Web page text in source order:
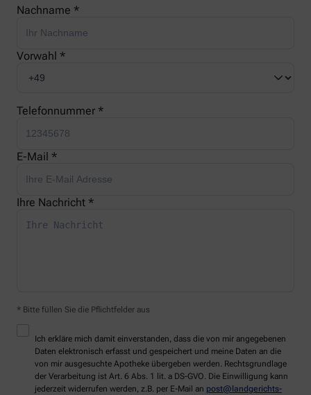
Nachname *
Vorwahl *
Telefonnummer *
E-Mail *
Ihre Nachricht *
* Bitte füllen Sie die Pflichtfelder aus
Ich erkläre mich damit einverstanden, dass die von mir angegebenen
Daten elektronisch erfasst und gespeichert und meine Daten an die
von mir ausgesuchte Apotheke übergeben werden. Rechtsgrundlage
der Verarbeitung ist Art. 6 Abs. 1 lit. a DS-GVO. Die Einwilligung kann
jederzeit widerrufen werden, z.B. per E-Mail an post@landgerichts-